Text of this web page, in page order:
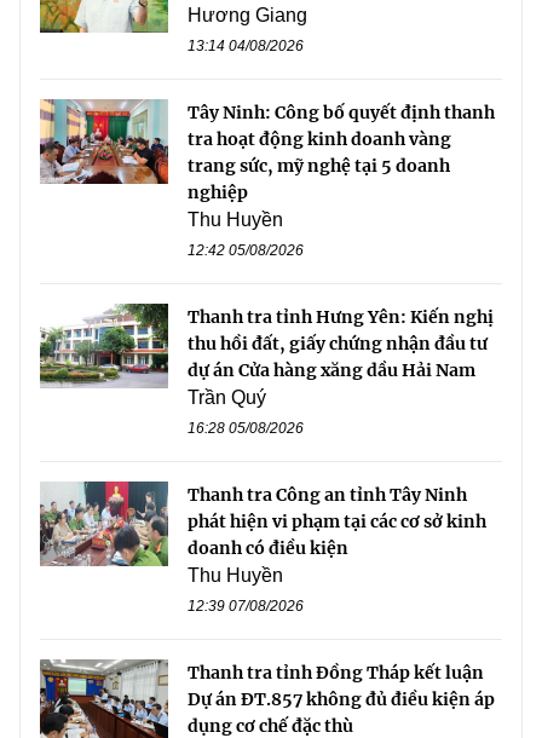
Hương Giang
13:14 04/08/2026
Tây Ninh: Công bố quyết định thanh
tra hoạt động kinh doanh vàng
trang sức, mỹ nghệ tại 5 doanh
nghiệp
Thu Huyền
12:42 05/08/2026
Thanh tra tỉnh Hưng Yên: Kiến nghị
thu hồi đất, giấy chứng nhận đầu tư
dự án Cửa hàng xăng dầu Hải Nam
Trần Quý
16:28 05/08/2026
Thanh tra Công an tỉnh Tây Ninh
phát hiện vi phạm tại các cơ sở kinh
doanh có điều kiện
Thu Huyền
12:39 07/08/2026
Thanh tra tỉnh Đồng Tháp kết luận
Dự án ĐT.857 không đủ điều kiện áp
dụng cơ chế đặc thù